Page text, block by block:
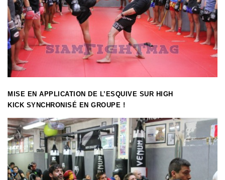
MISE EN APPLICATION DE L’ESQUIVE SUR HIGH
KICK SYNCHRONISÉ EN GROUPE !